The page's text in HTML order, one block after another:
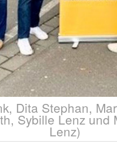
Dita Stephan,
Sybille Lenz
Lenz)